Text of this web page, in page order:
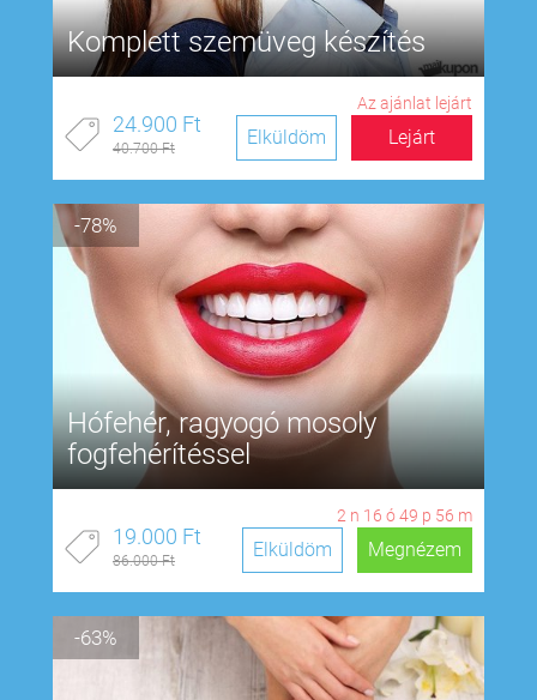
Komplett szemüveg készítés
Az ajánlat lejárt
24.900 Ft
40.700 Ft Lejárt
Elküldöm
-78%
Hófehér, ragyogó mosoly
fogfehérítéssel
2 n 16 ó49 p 55 m
19.000 Ft
86.000 Ft Megnézem
Elküldöm
-63%